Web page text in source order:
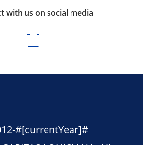
with us on social media
#[currentYear]#